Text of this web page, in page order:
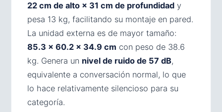
22 cm de alto × 31 cm de profundidad y
pesa 13 kg, facilitando su montaje en pared.
La unidad externa es de mayor tamaño:
85.3 × 60.2 × 34.9 cm con peso de 38.6
kg. Genera un nivel de ruido de 57 dB,
equivalente a conversación normal, lo que
lo hace relativamente silencioso para su
categoría.